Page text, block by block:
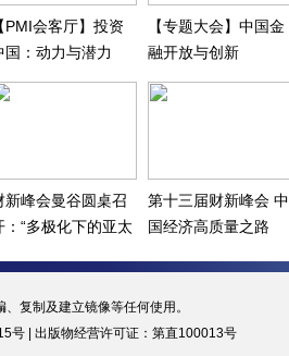
【PMI会客厅】投资
国：动力与潜力
【专题大会】中国金
融开放与创新
新峰会曼谷圆桌召
：“多极化下的亚太
第十三届财新峰会 中
国经济高质量之路
复制及建立镜像等任何使用。
号| 出版物经营许可证：第直100013号